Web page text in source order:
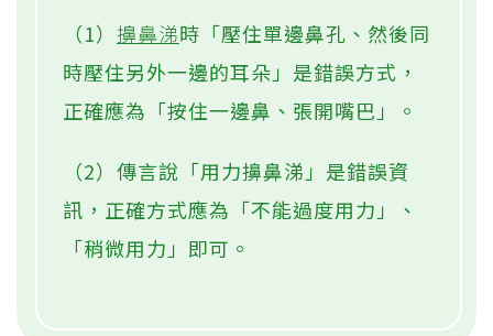
（1） 擤鼻涕時「壓住單邊鼻孔、然後同
時壓住另外一邊的耳朵」是錯誤方式，
正確應為「按住一邊鼻、張開嘴巴」。
（2）傳言說「用力擤鼻涕」是錯誤資
訊，正確方式應為「不能過度用力」、
「稍微用力」即可。